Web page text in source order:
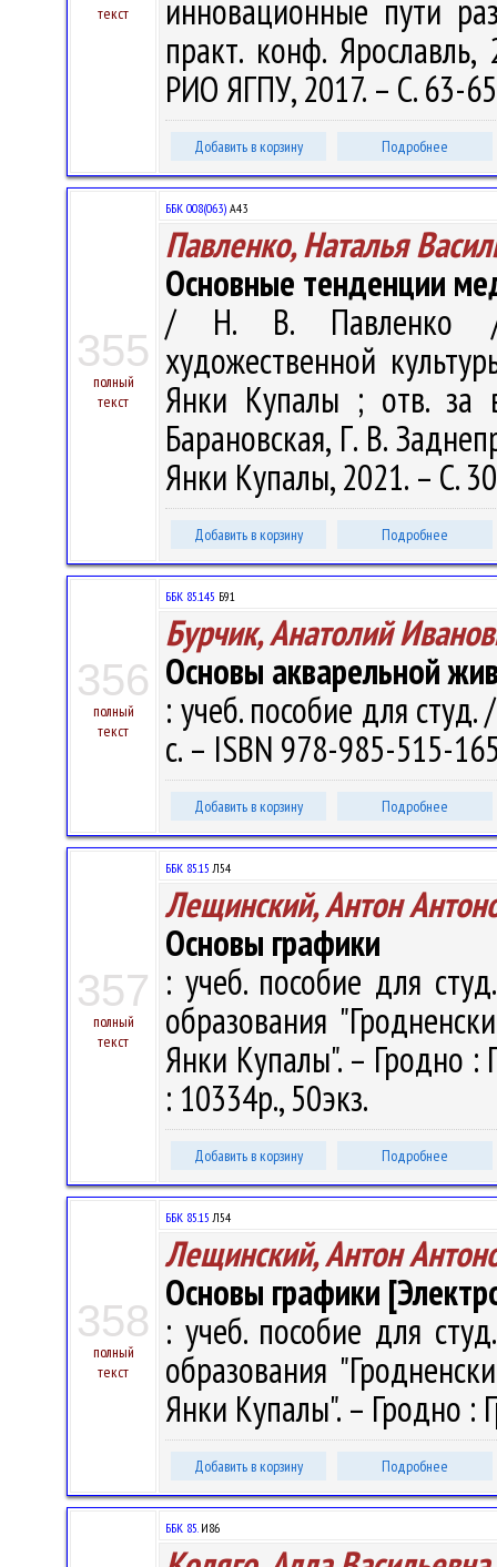
текст
инновационные пути
практ. конф.
РИО ЯГПУ, 2017. – С. 63-
Добавить в корзину Подробнее
355
полный
текст
ББК 008(063) А43
Павленко, Наталья
Основные тенденции
/ Н. В. Павленко //
художественной
Янки Купалы ; отв. за
Барановская, Г. В.
Янки Купалы, 2021. – С.
Добавить в корзину Подробнее
356
полный
текст
ББК 85.145 Б91
Бурчик, Анатолий
Основы акварельной
: учеб. пособие для
с. – ISBN 978-985-515-
Добавить в корзину Подробнее
357
полный
текст
ББК 85.15 Л54
Лещинский, Антон
Основы графики
: учеб. пособие для
образования
Янки Купалы". – Гродно :
: 10334р., 50экз.
Добавить в корзину Подробнее
358
полный
текст
ББК 85.15 Л54
Лещинский, Антон
Основы графики
: учеб. пособие для
образования
Янки Купалы". – Гродно :
Добавить в корзину Подробнее
ББК 85.И86